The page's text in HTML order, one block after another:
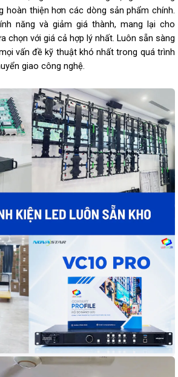
hoàn thiện hơn các dòng sản phẩm chính.
năng và giảm giá thành, mang lại cho
chọn với giá cả hợp lý nhất. Luôn sẵn sàng
vấn đề kỹ thuật khó nhất trong quá trình
giao công nghệ.